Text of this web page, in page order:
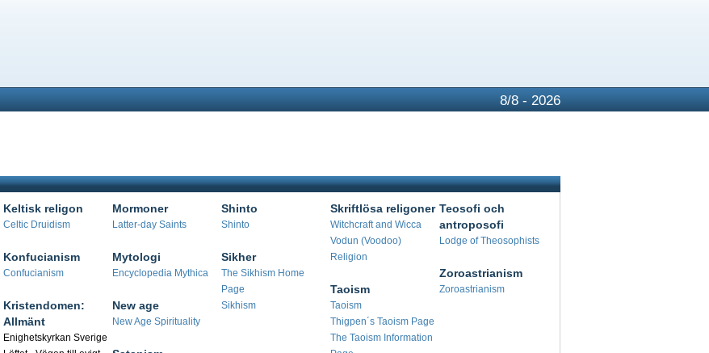
8/8 - 2026
Keltisk religon
Celtic Druidism
Konfucianism
Confucianism
Kristendomen:
Allmänt
Enighetskyrkan Sverige
Mormoner
Latter-day Saints
Mytologi
Encyclopedia Mythica
New age
New Age Spirituality
Shinto
Shinto
Sikher
The Sikhism Home
Page
Sikhism
Skriftlösa religoner
Witchcraft and Wicca
Vodun (Voodoo)
Religion
Taoism
Taoism
Thigpen´s Taoism Page
The Taoism Information
Teosofi och
antroposofi
Lodge of Theosophists
Zoroastrianism
Zoroastrianism